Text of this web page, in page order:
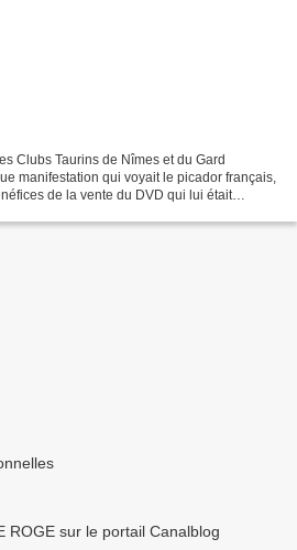
Clubs Taurins de Nîmes et du Gard
manifestation qui voyait le picador français,
de la vente du DVD qui lui était
ROGE sur le portail Canalblog